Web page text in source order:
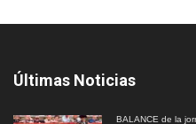
Últimas Noticias
BALANCE de la